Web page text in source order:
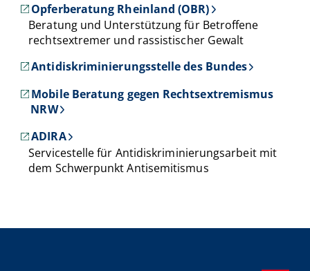
Opferberatung Rheinland (OBR)
Beratung und Unterstützung für Betroffene
rechtsextremer und rassistischer Gewalt
Antidiskriminierungsstelle des Bundes
Mobile Beratung gegen Rechtsextremismus
NRW
ADIRA
Servicestelle für Antidiskriminierungsarbeit mit
dem Schwerpunkt Antisemitismus